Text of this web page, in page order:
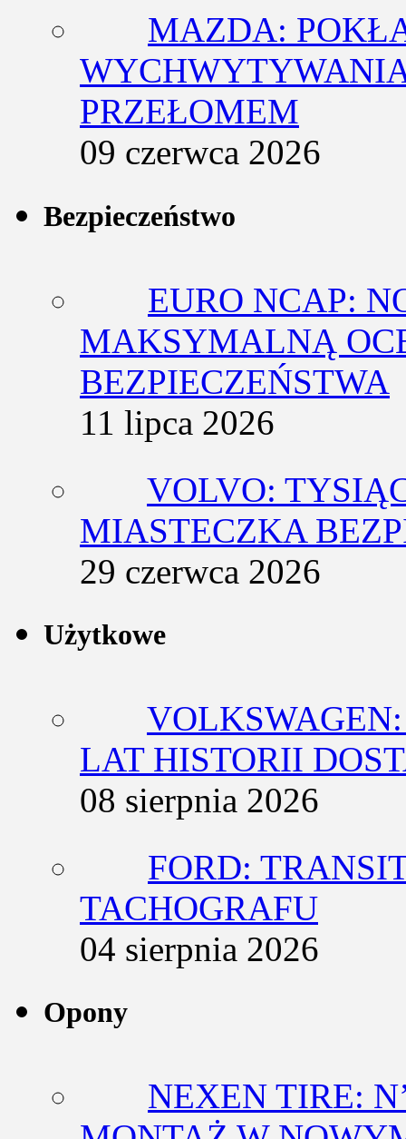
MAZDA:
PRZEŁOMEM
09 czerwca 2026
Bezpieczeństwo
EURO NCAP:
MAKSYMALNĄ
BEZPIECZEŃSTWA
11 lipca 2026
VOLVO:
MIASTECZKA
29 czerwca 2026
Użytkowe
LAT HISTORII
08 sierpnia 2026
FORD:
TACHOGRAFU
04 sierpnia 2026
Opony
NEXEN TIRE: